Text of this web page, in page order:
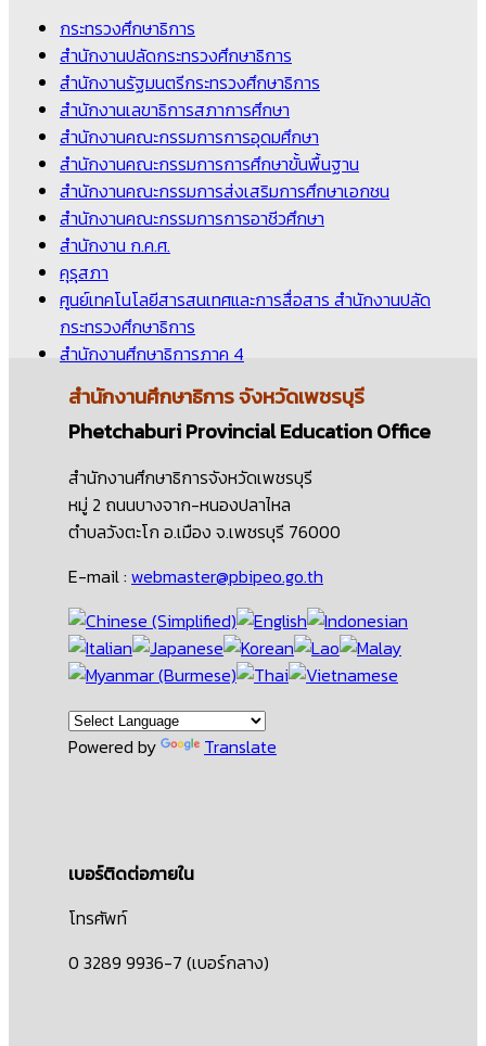
กระทรวงศึกษาธิการ
สำนักงานปลัดกระทรวงศึกษาธิการ
สำนักงานรัฐมนตรีกระทรวงศึกษาธิการ
สำนักงานเลขาธิการสภาการศึกษา
สำนักงานคณะกรรมการการอุดมศึกษา
สำนักงานคณะกรรมการการศึกษาขั้นพื้นฐาน
สำนักงานคณะกรรมการส่งเสริมการศึกษาเอกชน
สำนักงานคณะกรรมการการอาชีวศึกษา
สำนักงาน ก.ค.ศ.
คุรุสภา
ศูนย์เทคโนโลยีสารสนเทศและการสื่อสาร สำนักงานปลัด
กระทรวงศึกษาธิการ
สำนักงานศึกษาธิการภาค 4
สำนักงานศึกษาธิการจังหวัดเพชรบุรี
Phetchaburi Provincial Education Office
สำนักงานศึกษาธิการจังหวัดเพชรบุรี
หมู่ 2 ถนนบางจาก-หนองปลาไหล
ตำบลวังตะโก อ.เมือง จ.เพชรบุรี 76000
E-mail : webmaster@pbipeo.go.th
Powered by Translate
เบอร์ติดต่อภายใน
โทรศัพท์
0 3289 9936-7 (เบอร์กลาง)